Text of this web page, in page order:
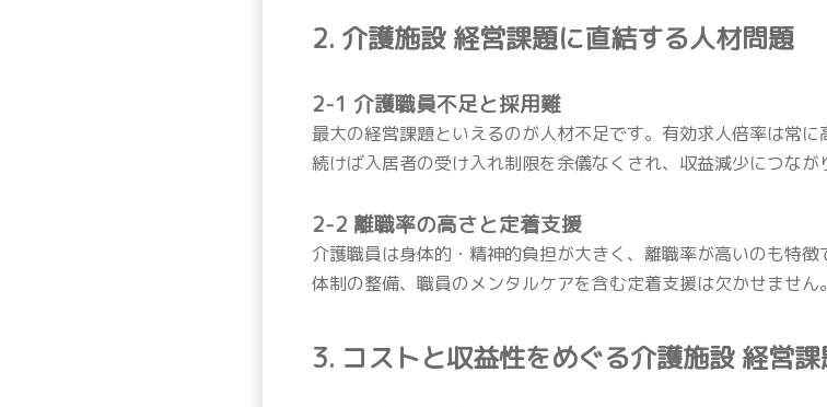
2. 介護施設 経営課題に直結する人材問題
2-1 介護職員不足と採用難
最大の経営課題といえるのが人材不足です。有効求人倍率は常
続けば入居者の受け入れ制限を余儀なくされ、収益減少につなが
2-2 離職率の高さと定着支援
介護職員は身体的・精神的負担が大きく、離職率が高いのも特
体制の整備、職員のメンタルケアを含む定着支援は欠かせません。
3. コストと収益性をめぐる介護施設 経営